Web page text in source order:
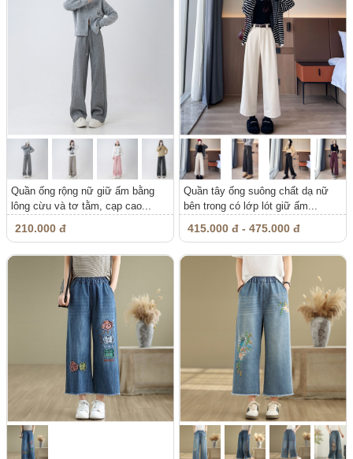
Quần ống rộng nữ giữ ấm bằng
lông cừu và tơ tằm, cạp cao...
210.000 đ
Quần tây ống suông chất dạ nữ
bên trong có lớp lót giữ ấm...
415.000 đ - 475.000 đ